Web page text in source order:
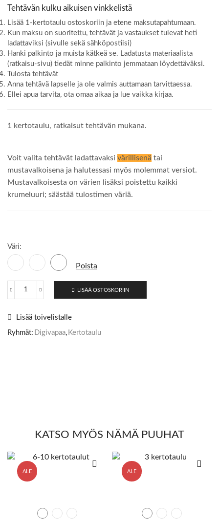
Tehtävän kulku aikuisen vinkkelistä
Lisää 1-kertotaulu ostoskoriin ja etene maksutapahtumaan.
Kun maksu on suoritettu, tehtävät ja vastaukset tulevat heti
ladattaviksi (sivulle sekä sähköpostiisi)
Hanki palkinto ja muista kätkeä se. Ladatusta materiaalista
(ratkaisu-sivu) tiedät minne palkinto jemmataan löydettäväksi.
Tulosta tehtävät
Anna tehtävä lapselle ja ole valmis auttamaan tarvittaessa.
Ellei apua tarvita, ota omaa aikaa ja lue vaikka kirjaa.
1 kertotaulu, ratkaisut tehtävän mukana.
Voit valita tehtävät ladattavaksi värillisenä tai
mustavalkoisena ja halutessasi myös molemmat versiot.
Mustavalkoisesta on värien lisäksi poistettu kaikki
krumeluuri; säästää tulostimen väriä.
Väri:
Poista
LISÄÄ OSTOSKORIIN
Lisää toivelistalle
Ryhmät: Digivapaa, Kertotaulu
KATSO MYÖS NÄMÄ PUUHAT
ALE ALE